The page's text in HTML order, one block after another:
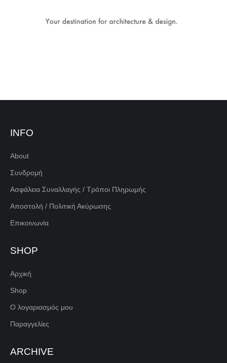
INFO
About
Συνδρομή
Ασφάλεια Συναλλαγής / Τρόποι Πληρωμής
Αποστολή / Πολιτική Ακύρωσης
Επικοινωνία
SHOP
Αρχική
Shop
Ο λογαριασμός μου
Παραγγελίες
ARCHIVE